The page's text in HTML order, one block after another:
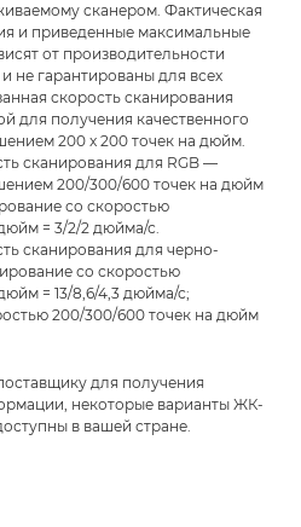
сканером. Фактическая
и приведенные максимальные
от производительности
не гарантированы для всех
скорость сканирования
для получения качественного
200 x 200 точек на дюйм.
сканирования для RGB —
200/300/600 точек на дюйм
со скоростью
= 3/2/2 дюйма/с.
сканирования для черно-
со скоростью
= 13/8,6/4,3 дюйма/с;
200/300/600 точек на дюйм
для получения
некоторые варианты ЖК-
в вашей стране.